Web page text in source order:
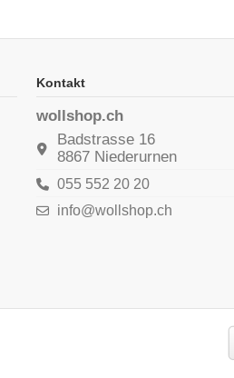
Kontakt
wollshop.ch
Badstrasse 16
8867 Niederurnen
055 552 20 20
info@wollshop.ch